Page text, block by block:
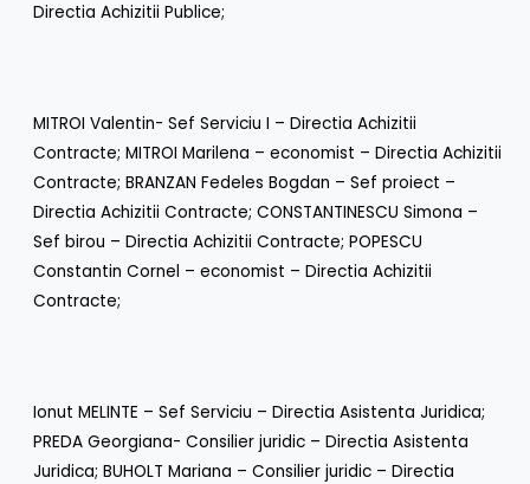
Directia Achizitii Publice;
MITROI Valentin- Sef Serviciu I – Directia Achizitii
Contracte; MITROI Marilena – economist – Directia Achizitii
Contracte; BRANZAN Fedeles Bogdan – Sef proiect –
Directia Achizitii Contracte; CONSTANTINESCU Simona –
Sef birou – Directia Achizitii Contracte; POPESCU
Constantin Cornel – economist – Directia Achizitii
Contracte;
Ionut MELINTE – Sef Serviciu – Directia Asistenta Juridica;
PREDA Georgiana- Consilier juridic – Directia Asistenta
Juridica; BUHOLT Mariana – Consilier juridic – Directia